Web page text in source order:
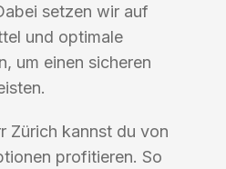
setzen wir auf
und optimale
um einen sicheren
Zürich kannst du von
profitieren. So